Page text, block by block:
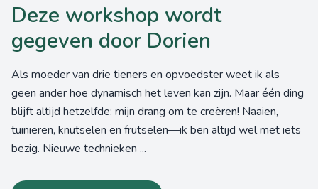
Deze workshop wordt
gegeven door Dorien
Als moeder van drie tieners en opvoedster weet ik als
geen ander hoe dynamisch het leven kan zijn. Maar één ding
blijft altijd hetzelfde: mijn drang om te creëren! Naaien,
tuinieren, knutselen en frutselen—ik ben altijd wel met iets
bezig. Nieuwe technieken ...